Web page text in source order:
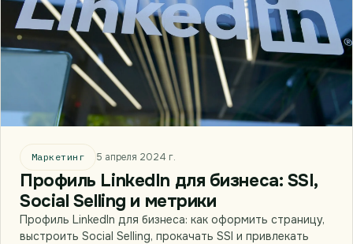
Маркетинг 5 апреля 2024 г.
Профиль LinkedIn для бизнеса: SSI,
Social Selling и метрики
Профиль LinkedIn для бизнеса: как оформить страницу,
выстроить Social Selling, прокачать SSI и привлекать